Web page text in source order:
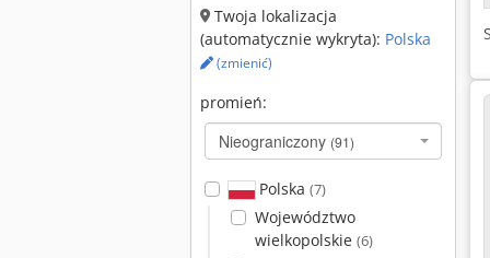
Twoja lokalizacja
(automatycznie wykryta): Polska
(zmienić)
promień:
Nieograniczony (91)
Polska (7)
Województwo
wielkopolskie (6)